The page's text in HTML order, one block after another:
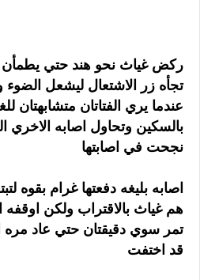
ركض غياث نحو هند حتي يطمأن
تجأه زر الاشتعال ليشعل الضوء
عندما يري الفتاتان متشابهتان
بالسكين وتحاول اصابه
نجحت في اصابتها
اصابه بليغه دفعتها غرام بقوه
هم غياث بالاقتراب ولكن اوقفه
تمر سوي دقيقتان حتي عاد مره
قد اختفت